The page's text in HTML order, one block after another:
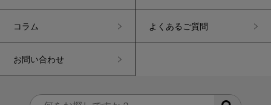
コラム よくあるご質問
お問い合わせ